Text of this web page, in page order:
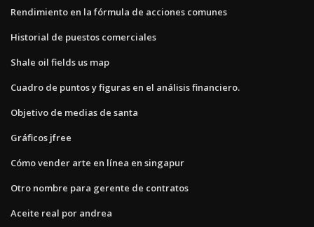
Rendimiento en la fórmula de acciones comunes
Historial de puestos comerciales
Shale oil fields us map
Cuadro de puntos y figuras en el análisis financiero.
Objetivo de medias de santa
Gráficos jfree
Cómo vender arte en línea en singapur
Otro nombre para gerente de contratos
Aceite real por andrea